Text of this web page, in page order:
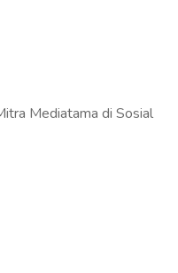
Mediatama di Sosial